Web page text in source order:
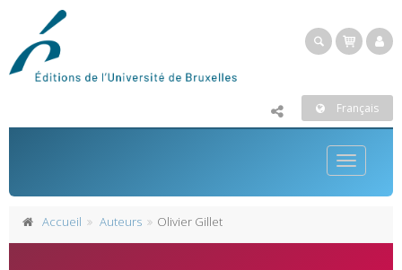
Français
Toggle
Accueil Auteurs Olivier Gillet